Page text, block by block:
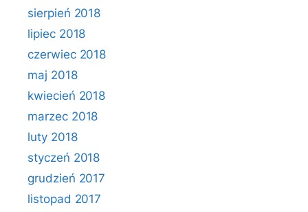
sierpień 2018
lipiec 2018
czerwiec 2018
maj 2018
kwiecień 2018
marzec 2018
luty 2018
styczeń 2018
grudzień 2017
listopad 2017